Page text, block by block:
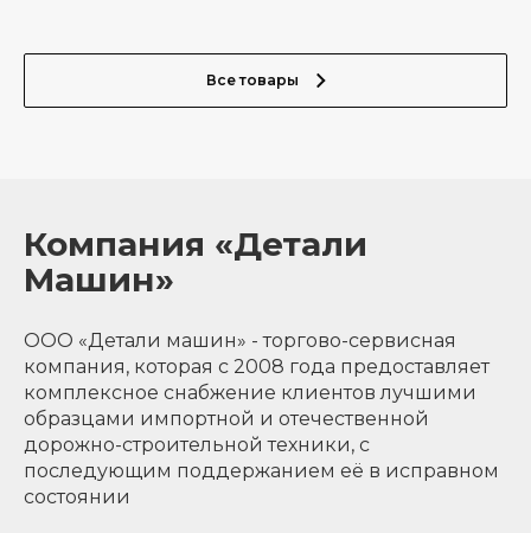
Все товары
Компания «Детали
Машин»
ООО «Детали машин» - торгово-сервисная
компания, которая с 2008 года предоставляет
комплексное снабжение клиентов лучшими
образцами импортной и отечественной
дорожно-строительной техники, с
последующим поддержанием её в исправном
состоянии